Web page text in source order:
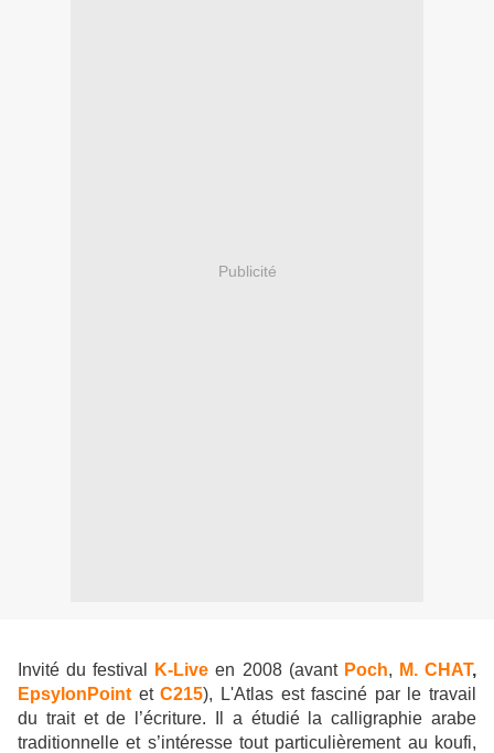
Publicité
Invité du festival K-Live en 2008 (avant Poch, M. CHAT,
EpsylonPoint etC215), L'Atlas est fasciné par le travail
du trait et de l’écriture. Il a étudié la calligraphie arabe
traditionnelle et s’intéresse tout particulièrement au koufi,